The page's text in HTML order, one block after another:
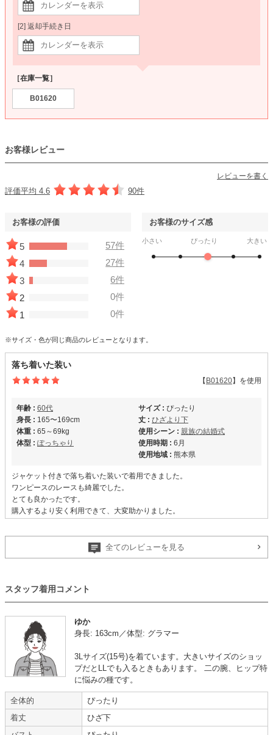
[2] 返却手続き日
［在庫一覧］
B01620
お客様レビュー
レビューを書く
評価平均 4.6 90件
お客様の評価
5
57件
4
27件
3
6件
2
0件
1
0件
お客様のサイズ感
小さい ぴったり 大きい
※サイズ・色が同じ商品のレビューとなります。
落ち着いた装い
【 B01620】を使用
年齢 : 60代
身長 : 165〜169cm
体重 : 65～69kg
体型 : ぽっちゃり
サイズ : ぴったり
丈 : ひざより下
使用シーン : 親族の結婚式
使用時期 : 6月
使用地域 : 熊本県
ジャケット付きで落ち着いた装いで着用できました。
ワンピースのレースも綺麗でした。
とても良かったです。
購入するより安く利用できて、大変助かりました。
年齢 : 60代
身長 :160〜164cm
体重 :60～64kg
体型 :
ぽっちゃり
丈 : ひざより少し下
使用地域 :
娘(次女)の結婚の顔合わせのために、長女にレンタルしてもらいました。
とても良かったと思っています。
次、結婚式の時も借りたいと思いました。
全てのレビューを見る
スタッフ着用コメント
ゆか
身長: 163cm／体型: グラマー
3Lサイズ(15号)を着ています。大きいサイズのショッ
プだとLLでも入るときもあります。 二の腕、ヒップ特
に悩みの種です。
全体的
ぴったり
着丈
ひざ下